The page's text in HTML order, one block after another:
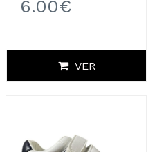
6.00€
VER